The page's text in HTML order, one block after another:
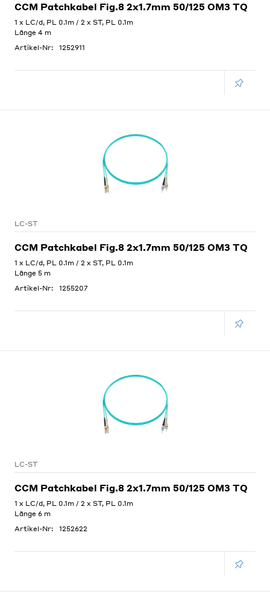
CCM Patchkabel Fig.8 2x1.7mm 50/125 OM3 TQ
1 x LC/d, PL 0.1m / 2 x ST, PL 0.1m
Länge 4 m
Artikel-Nr:
1252911
LC-ST
CCM Patchkabel Fig.8 2x1.7mm 50/125 OM3 TQ
1 x LC/d, PL 0.1m / 2 x ST, PL 0.1m
Länge 5 m
Artikel-Nr:
1255207
LC-ST
CCM Patchkabel Fig.8 2x1.7mm 50/125 OM3 TQ
1 x LC/d, PL 0.1m / 2 x ST, PL 0.1m
Länge 6 m
Artikel-Nr:
1252622